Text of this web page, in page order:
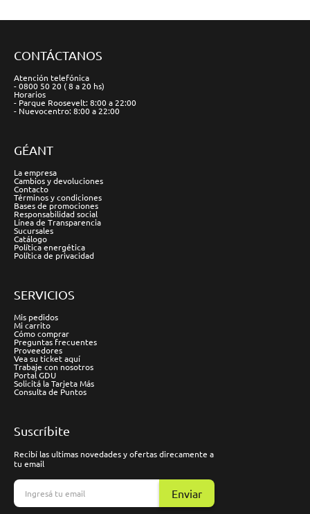
CONTÁCTANOS
Atención telefónica
- 0800 50 20 ( 8 a 20 hs)
Horarios
- Parque Roosevelt: 8:00 a 22:00
- Nuevocentro: 8:00 a 22:00
GÉANT
La empresa
Cambios y devoluciones
Contacto
Términos y condiciones
Bases de promociones
Responsabilidad social
Línea de Transparencia
Sucursales
Catálogo
Política energética
Política de privacidad
SERVICIOS
Mis pedidos
Mi carrito
Cómo comprar
Preguntas frecuentes
Proveedores
Vea su ticket aquí
Trabaje con nosotros
Portal GDU
Solicitá la Tarjeta Más
Consulta de Puntos
Suscríbite
Recibí las ultimas novedades y ofertas direcamente a
tu email
Enviar